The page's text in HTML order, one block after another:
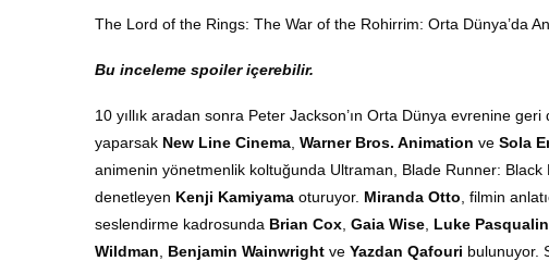
The Lord of the Rings: The War of the Rohirrim: Orta Dünya’da
Bu inceleme spoiler içerebilir.
10 yıllık aradan sonra Peter Jackson’ın Orta Dünya evrenine
yaparsak New Line Cinema Warner Bros. Animation ve Sola
animenin yönetmenlik koltuğunda Ultraman, Blade Runner:
denetleyen Kenji Kamiyama oturuyor. Miranda Otto , filmin
seslendirme kadrosunda Brian Cox Gaia Wise Luke
Wildman
Benjamin Wainwright ve Yazdan Qafouri bulunuyor.